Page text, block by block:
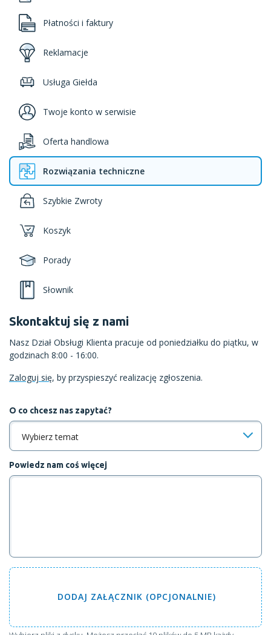
Płatności i faktury
Reklamacje
Usługa Giełda
Twoje konto w serwisie
Oferta handlowa
Rozwiązania techniczne
Szybkie Zwroty
Koszyk
Porady
Słownik
Skontaktuj się z nami
Nasz Dział Obsługi Klienta pracuje od poniedziałku do piątku, w
godzinach 8:00 - 16:00.
Zaloguj się, by przyspieszyć realizację zgłoszenia.
O co chcesz nas zapytać?
Wybierz temat
Powiedz nam coś więcej
DODAJ ZAŁĄCZNIK (OPCJONALNIE)